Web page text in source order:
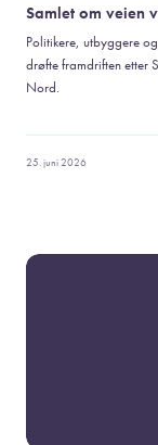
Samlet om veien
Politikere, utbyggere
drøfte framdriften etter
Nord.
25. juni 2026